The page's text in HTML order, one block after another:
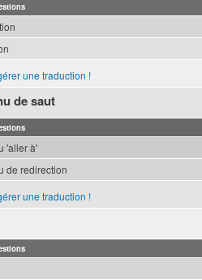
une traduction !
de saut
'aller à'
de redirection
une traduction !